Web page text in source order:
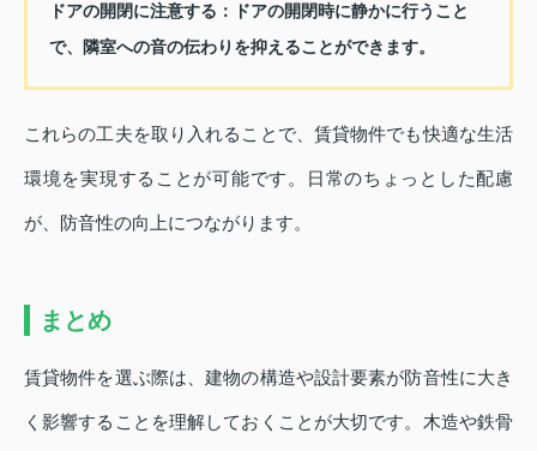
ドアの開閉に注意する：
ドアの開閉時に静かに行うこと
で、隣室への音の伝わりを抑えることができます。
これらの工夫を取り入れることで、賃貸物件でも快適な生活
環境を実現することが可能です。日常のちょっとした配慮
が、防音性の向上につながります。
まとめ
賃貸物件を選ぶ際は、建物の構造や設計要素が防音性に大き
く影響することを理解しておくことが大切です。木造や鉄骨